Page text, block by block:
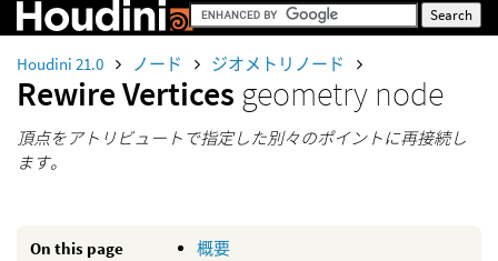
Houdini 21.0 ノード ジオメトリノード
Rewire Vertices geometry node
頂点をアトリビュートで指定した別々のポイントに再接続し
ます。
On this page
概要